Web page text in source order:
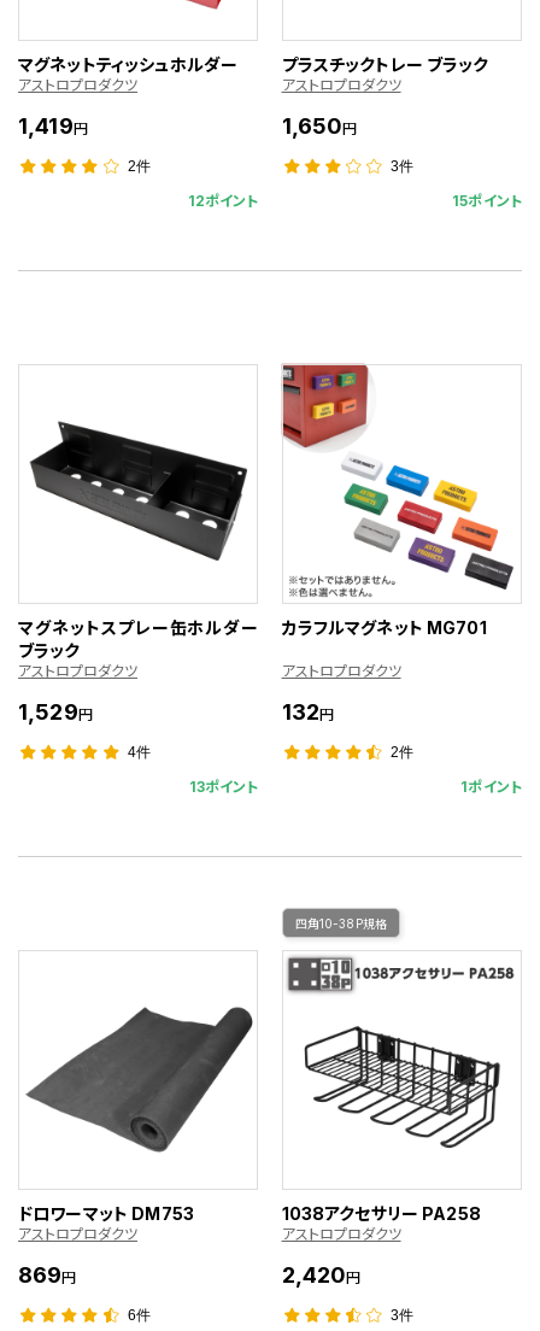
マグネットティッシュホルダー
アストロプロダクツ
1,419円
2件
12ポイント
プラスチックトレー ブラック
アストロプロダクツ
1,650円
3件
15ポイント
マグネットスプレー缶ホルダー
ブラック
アストロプロダクツ
1,529円
4件
13ポイント
カラフルマグネット MG701
アストロプロダクツ
132円
2件
1ポイント
ドロワーマット DM753
アストロプロダクツ
869円
6件
四角10-38P規格
1038アクセサリー PA258
アストロプロダクツ
2,420円
3件